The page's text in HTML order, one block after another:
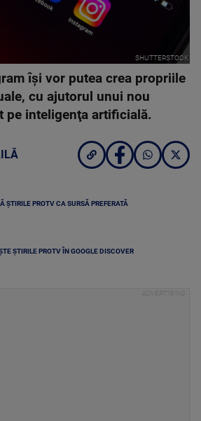
SHUTTERSTOCK
îşi vor putea crea propriile
cu ajutorul unui nou
pe inteligenţa artificială.
ȘTIRILE PROTV CA SURSĂ PREFERATĂ
ȘTIRILE PROTV ÎN GOOGLE DISCOVER